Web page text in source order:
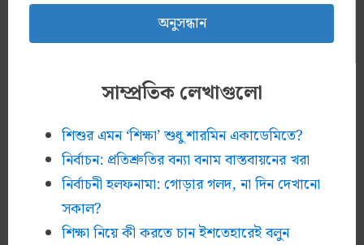
সাম্প্রতিক লেখাগুলো
শিশুর এমন ‘শিক্ষা’ শুধু শারমিন একাডেমিতে?
নির্বাচন: প্রতিশ্রুতির বন্যা বনাম বাস্তবায়নের খরা
নির্বাচনী হলফনামা: গোড়ার গলদ, না দিন দেখানো
সকাল?
শিক্ষা নিয়ে কী করতে চান ইশতেহারেই বলুন